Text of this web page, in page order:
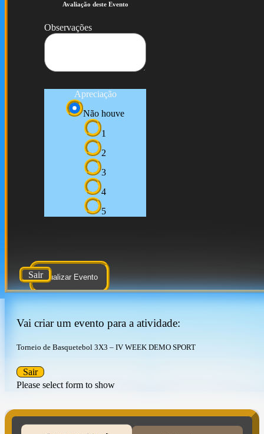
Avaliação deste Evento
Observações
Apreciação
Não houve
1
2
3
4
5
Atualizar Evento
Sair
Vai criar um evento para a atividade:
Torneio de Basquetebol 3X3 – IV WEEK DEMO SPORT
Please select form to show
Sair